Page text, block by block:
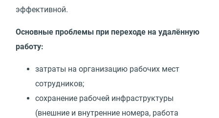
эффективной.
Основные проблемы при переходе на удалённую
работу:
затраты на организацию рабочих мест
сотрудников;
сохранение рабочей инфраструктуры
(внешние и внутренние номера, работа